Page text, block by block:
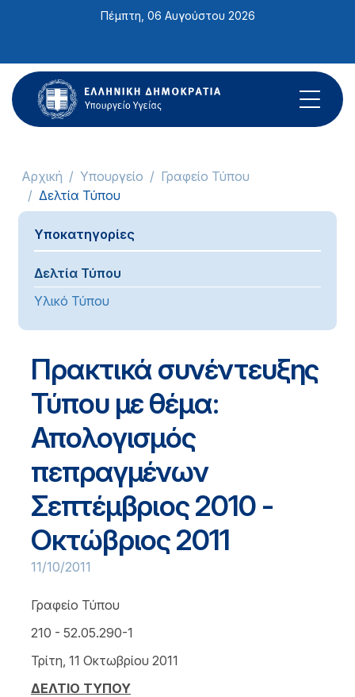
ιστότοπος
περιλαμβάνει
ένα
σύστημα
Πέμπτη, 06 Αυγούστου 2026
Αρχική Υπουργείο
Γραφείο Τύπου
Δελτία Τύπου
Υποκατηγορίες
Δελτία Τύπου
Υλικό Τύπου
Πρακτικά συνέντευξης
Τύπου με θέμα:
Απολογισμός
πεπραγμένων
Σεπτέμβριος 2010 -
Οκτώβριος 2011
11/10/2011
Γραφείο Τύπου
210 - 52.05.290-1
Τρίτη, 11 Οκτωβρίου 2011
ΔΕΛΤΙΟ ΤΥΠΟΥ